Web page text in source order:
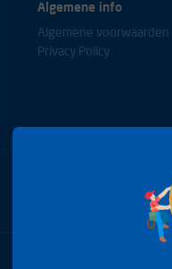
Algemene info
Algemene voorwaarden
Privacy Policy